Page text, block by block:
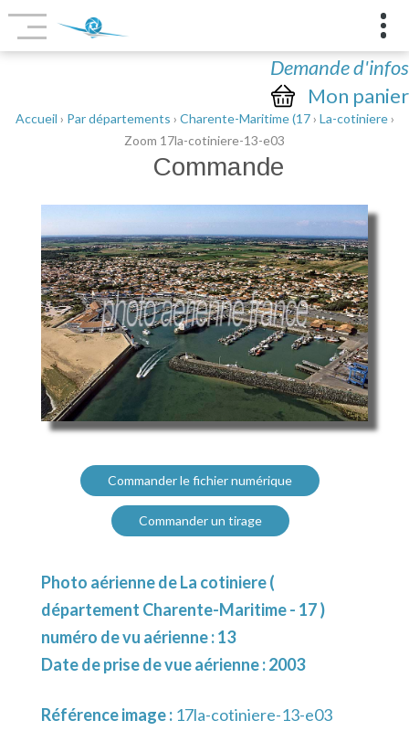
Demande d'infos
Mon panier
Accueil › Par départements › Charente-Maritime (17› La-cotiniere›
Zoom 17la-cotiniere-13-e03
Commande
Commander le fichier numérique
Commander un tirage
Photo aérienne de La cotiniere (
département Charente-Maritime - 17 )
numéro de vu aérienne : 13
Date de prise de vue aérienne : 2003
Référence image : 17la-cotiniere-13-e03